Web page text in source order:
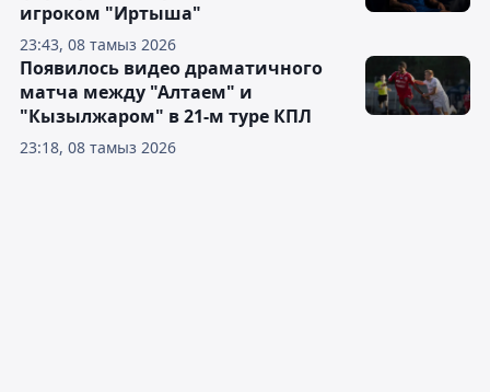
23:43, 08 тамыз 2026
игроком "Иртыша"
23:18, 08 тамыз 2026
Появилось видео драматичного
матча между "Алтаем" и
"Кызылжаром" в 21-м туре КПЛ